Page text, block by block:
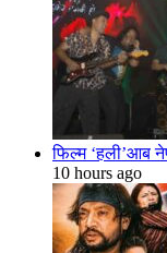
फिल्म ‘हली’आब
10 hours ago